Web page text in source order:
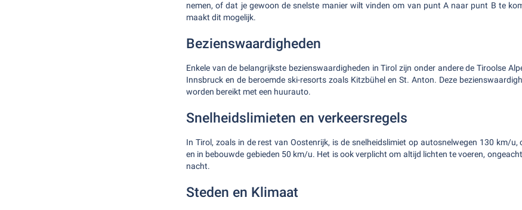
nemen, of dat je gewoon de snelste manier wilt vinden om van punt A naar punt B te
maakt dit mogelijk.
Bezienswaardigheden
Enkele van de belangrijkste bezienswaardigheden in Tirol zijn onder andere de Tiroolse
Innsbruck en de beroemde ski-resorts zoals Kitzbühel en St. Anton. Deze
worden bereikt met een huurauto.
Snelheidslimieten en verkeersregels
In Tirol, zoals in de rest van Oostenrijk, is de snelheidslimiet op autosnelwegen 130 km/
en in bebouwde gebieden 50 km/u. Het is ook verplicht om altijd lichten te voeren,
nacht.
Steden en Klimaat